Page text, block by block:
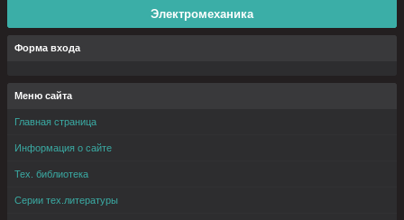
Электромеханика
Форма входа
Меню сайта
Главная страница
Информация о сайте
Тех. библиотека
Серии тех.литературы